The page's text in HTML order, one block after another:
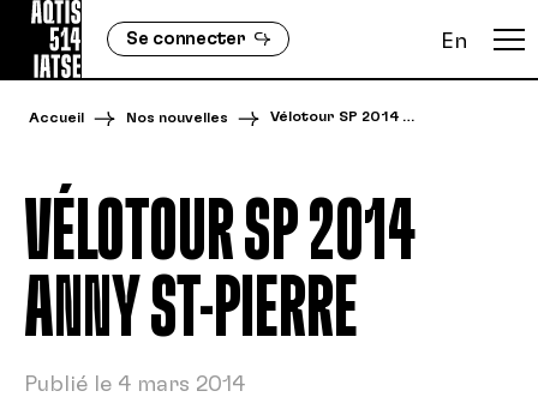
Se connecter En
Accueil Nos nouvelles Vélotour SP 2014 …
VÉLOTOUR SP 2014 
ANNY ST-PIERRE
Publié le 4 mars 2014